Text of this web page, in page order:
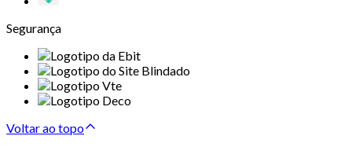
Segurança
Voltar ao topo